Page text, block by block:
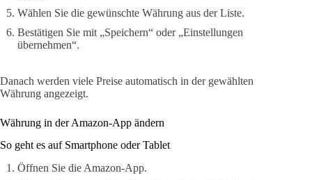
Wählen Sie die gewünschte Währung aus der Liste.
Bestätigen Sie mit „Speichern“ oder „Einstellungen
übernehmen“.
Danach werden viele Preise automatisch in der gewählten
Währung angezeigt.
Währung in der Amazon-App ändern
So geht es auf Smartphone oder Tablet
Öffnen Sie die Amazon-App.